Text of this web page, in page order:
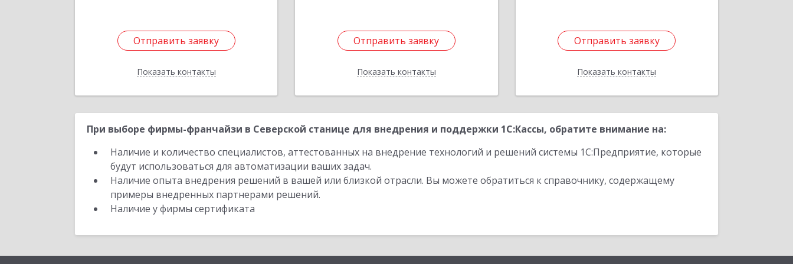
Отправить заявку
Показать контакты
Отправить заявку
Назад
Отправить заявку
Показать контакты
Отправить заявку
Назад
Отправить заявку
Показать контакты
Отправить заявку
Назад
При выборе фирмы-франчайзи в Северской станице для внедрения и поддержки 1С:Кассы, обратите внимание на:
Наличие и количество специалистов, аттестованных на внедрение технологий и решений системы 1С:Предприятие, которые
будут использоваться для автоматизации ваших задач.
Наличие опыта внедрения решений в вашей или близкой отрасли. Вы можете обратиться к справочнику, содержащему
примеры внедренных партнерами решений.
Наличие у фирмы сертификата